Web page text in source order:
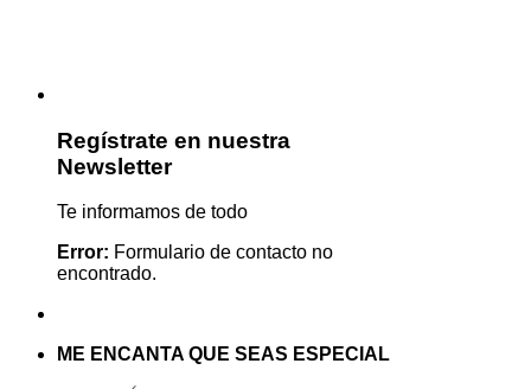
Regístrate en nuestra
Newsletter
Te informamos de todo
Error: Formulario de contacto no
encontrado.
ME ENCANTA QUE SEAS ESPECIAL